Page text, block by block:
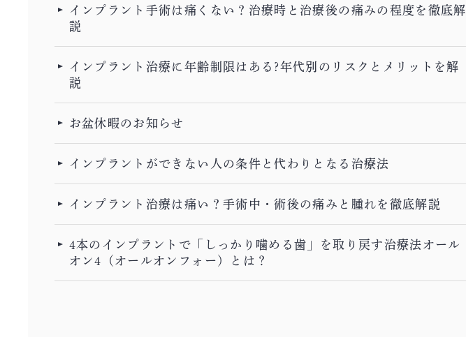
インプラント手術は痛くない？治療時と治療後の痛みの程度を徹底解
説
インプラント治療に年齢制限はある?年代別のリスクとメリットを解
説
お盆休暇のお知らせ
インプラントができない人の条件と代わりとなる治療法
インプラント治療は痛い？手術中・術後の痛みと腫れを徹底解説
4本のインプラントで「しっかり噛める歯」を取り戻す治療法オール
オン4（オールオンフォー）とは？